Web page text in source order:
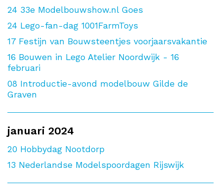
24 33e Modelbouwshow.nl Goes
24 Lego-fan-dag 1001FarmToys
17 Festijn van Bouwsteentjes voorjaarsvakantie
16 Bouwen in Lego Atelier Noordwijk - 16
februari
08 Introductie-avond modelbouw Gilde de
Graven
januari 2024
20 Hobbydag Nootdorp
13 Nederlandse Modelspoordagen Rijswijk